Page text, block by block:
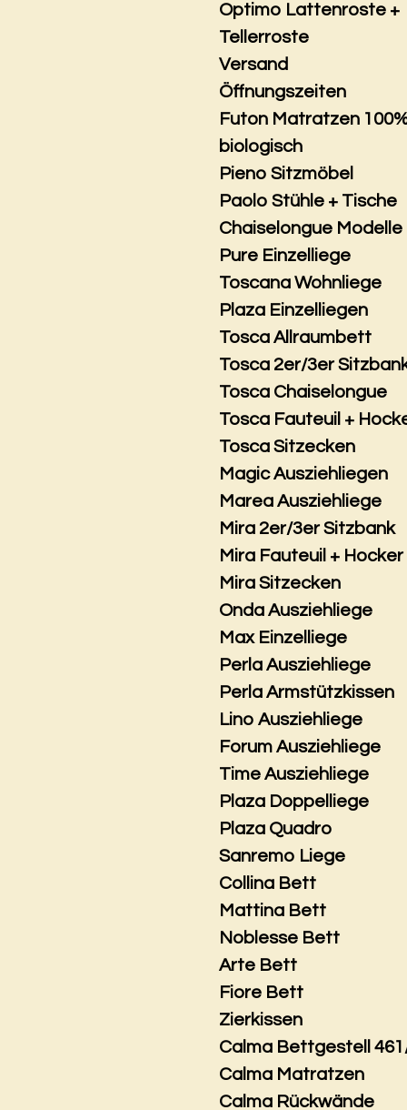
Optimo Lattenroste +
Tellerroste
Versand
Öffnungszeiten
Futon Matratzen
biologisch
Pieno Sitzmöbel
Paolo Stühle + Tische
Chaiselongue Modelle
Pure Einzelliege
Toscana Wohnliege
Plaza Einzelliegen
Tosca Allraumbett
Tosca 2er/3er
Tosca Chaiselongue
Tosca Fauteuil +
Tosca Sitzecken
Magic Ausziehliegen
Marea Ausziehliege
Mira 2er/3er Sitzbank
Mira Fauteuil + Hocker
Mira Sitzecken
Onda Ausziehliege
Max Einzelliege
Perla Ausziehliege
Perla Armstützkissen
Lino Ausziehliege
Forum Ausziehliege
Time Ausziehliege
Plaza Doppelliege
Plaza Quadro
Sanremo Liege
Collina Bett
Mattina Bett
Noblesse Bett
Arte Bett
Fiore Bett
Zierkissen
Calma Bettgestell
Calma Matratzen
Calma Rückwände